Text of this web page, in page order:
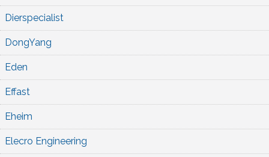
Dierspecialist
DongYang
Eden
Effast
Eheim
Elecro Engineering